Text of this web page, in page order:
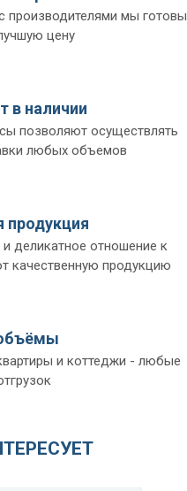
производителями мы готовы
цену
в наличии
позволяют осуществлять
любых объемов
продукция
деликатное отношение к
качественную продукцию
и коттеджи - любые